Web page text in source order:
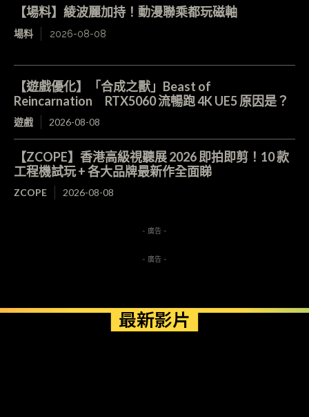
【場料】綾波麗加持！動漫聯乘都玩磁軸
場料 2026-08-08
【遊戲優化】「合成之獸」Beast of
Reincarnation RTX5060 流暢跑 4K UE5 原因是？
遊戲 2026-08-08
【ZCOPE】香港高級視聽展 2026 即拍即剪！10 款
工程機試玩 + 各大品牌最新作全面睇
ZCOPE 2026-08-08
- 廣告 -
- 廣告 -
最新影片